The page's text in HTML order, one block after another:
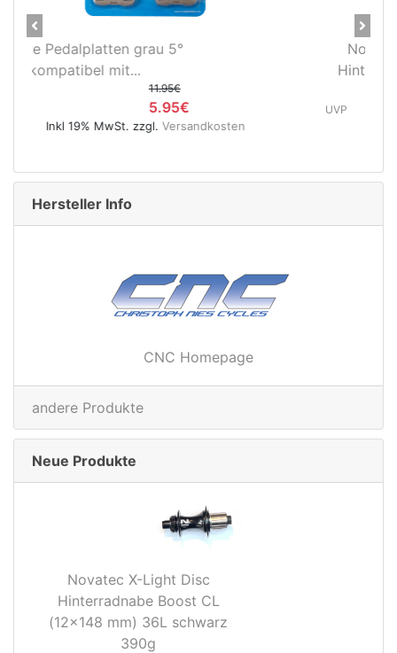
Novatec X-Light Disc
Hinterradnabe Boost CL
(12x148...
49.95€
Previous Next
Hersteller Info
CNC Homepage
andere Produkte
Neue Produkte
Novatec X-Light Disc
Hinterradnabe Boost CL
(12x148 mm) 36L schwarz
390g